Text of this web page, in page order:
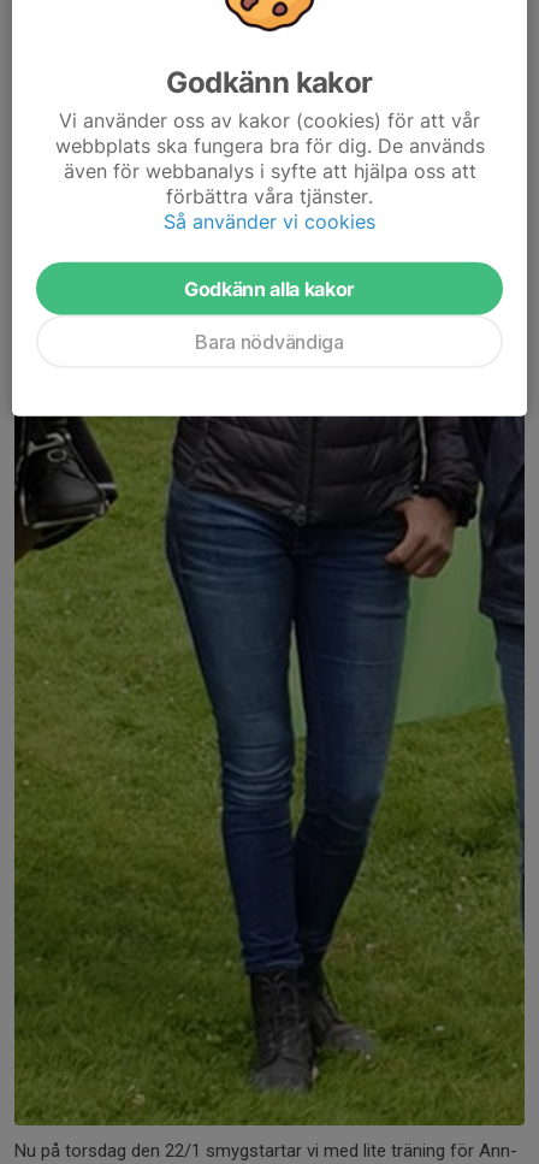
Nu på torsdag den 22/1 smygstartar vi med lite träning för Ann-
Godkänn kakor
Vi använder oss av kakor (cookies) för att vår
webbplats ska fungera bra för dig. De används
även för webbanalys i syfte att hjälpa oss att
förbättra våra tjänster.
Så använder vi cookies
Godkänn alla kakor
Bara nödvändiga